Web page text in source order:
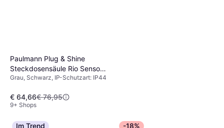
Paulmann Plug & Shine
Steckdosensäule Rio Sensor
Pfostenlicht
Grau, Schwarz, IP-Schutzart: IP44
€ 64,66€ 76,95
9+ Shops
Im Trend -18%